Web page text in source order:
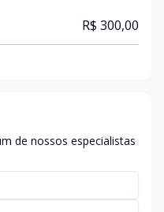
R$ 300,00
de nossos especialistas